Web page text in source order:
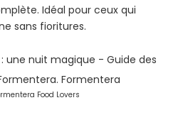
Idéal pour ceux qui
sans fioritures.
Food Lovers